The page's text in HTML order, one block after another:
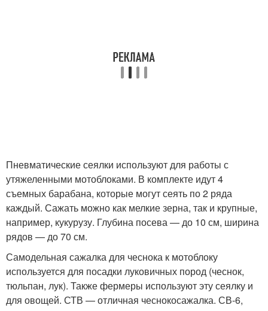
Пневматические сеялки используют для работы с
утяжеленными мотоблоками. В комплекте идут 4
съемных барабана, которые могут сеять по 2 ряда
каждый. Сажать можно как мелкие зерна, так и крупные,
например, кукурузу. Глубина посева — до 10 см, ширина
рядов — до 70 см.
Самодельная сажалка для чеснока к мотоблоку
используется для посадки луковичных пород (чеснок,
тюльпан, лук). Также фермеры используют эту сеялку и
для овощей. СТВ — отличная чеснокосажалка. СВ-6,